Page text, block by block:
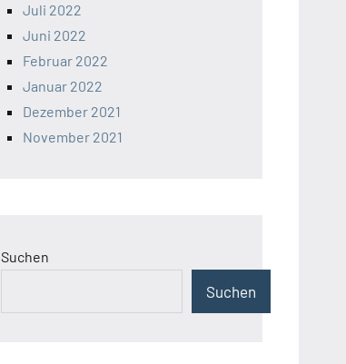
Juli 2022
Juni 2022
Februar 2022
Januar 2022
Dezember 2021
November 2021
Suchen
Suchen